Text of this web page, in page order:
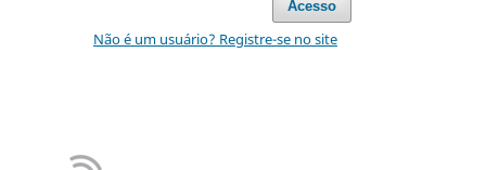
Acesso
Não é um usuário? Registre-se no site